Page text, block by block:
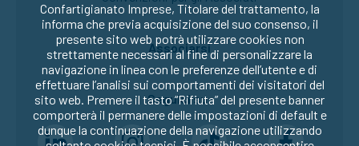
Associarsi
Seguici su:
Confartigianato Imprese, Titolare del trattamento, la
informa che previa acquisizione del suo consenso, il
presente sito web potrà utilizzare cookies non
strettamente necessari al fine di personalizzare la
navigazione in linea con le preferenze dell’utente e di
effettuare l’analisi sui comportamenti dei visitatori del
sito web. Premere il tasto “Rifiuta” del presente banner
comporterà il permanere delle impostazioni di default e
dunque la continuazione della navigazione utilizzando